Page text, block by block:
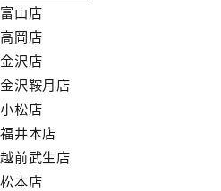
富山店
高岡店
金沢店
金沢鞍月店
小松店
福井本店
越前武生店
松本店